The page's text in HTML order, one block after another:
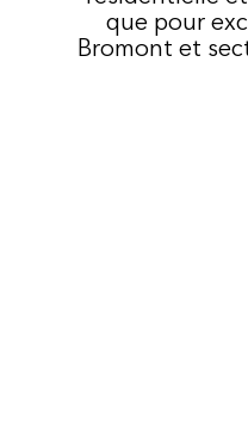
que pour
Bromont et